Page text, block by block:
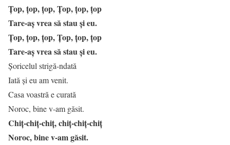
Ţop, ţop, ţop, Ţop, ţop, ţop
Tare-aş vrea să stau şi eu.
Ţop, ţop, ţop, Ţop, ţop, ţop
Tare-aş vrea să stau şi eu.
Şoricelul strigă-ndată
Iată şi eu am venit.
Casa voastră e curată
Noroc, bine v-am găsit.
Chiţ-chiţ-chiţ, chiţ-chiţ-chiţ
Noroc, bine v-am găsit.